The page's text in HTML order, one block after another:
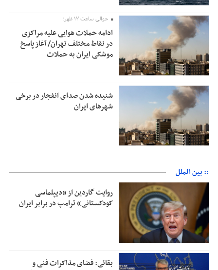
حوالی ساعت ۱۲ ظهر؛
ادامه حملات هوایی علیه مراکزی
در نقاط مختلف تهران/ آغاز پاسخ
موشکی ایران به حملات
شنیده شدن صدای انفجار در برخی
شهرهای ایران
:: بین الملل
روایت گاردین از «دیپلماسی
کودکستانی» ترامپ در برابر ایران
بقائی: فضای مذاکرات فنی و